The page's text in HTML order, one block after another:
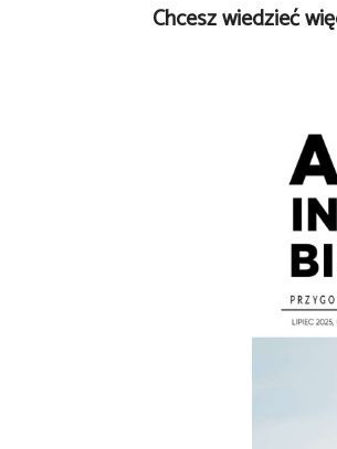
Chcesz wiedzieć